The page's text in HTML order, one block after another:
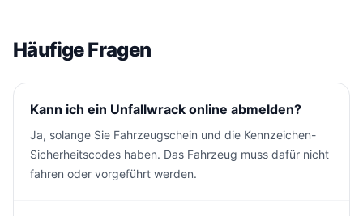
Häufige Fragen
Kann ich ein Unfallwrack online abmelden?
Ja, solange Sie Fahrzeugschein und die Kennzeichen-
Sicherheitscodes haben. Das Fahrzeug muss dafür nicht
fahren oder vorgeführt werden.